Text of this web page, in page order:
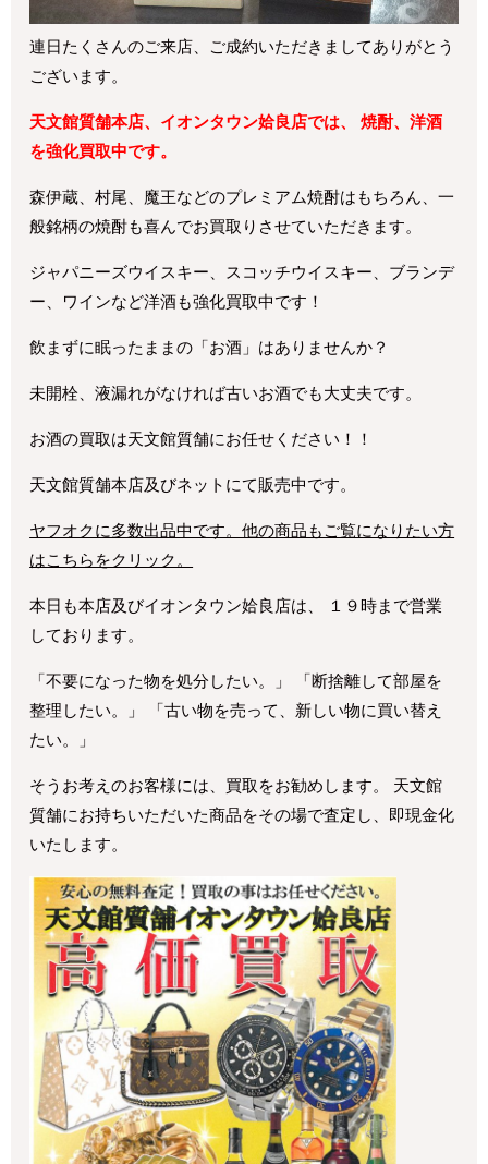
連日たくさんのご来店、ご成約いただきましてありがとう
ございます。
天文館質舗本店、イオンタウン姶良店では、 焼酎、洋酒
を強化買取中です。
森伊蔵、村尾、魔王などのプレミアム焼酎はもちろん、一
般銘柄の焼酎も喜んでお買取りさせていただきます。
ジャパニーズウイスキー、スコッチウイスキー、ブランデ
ー、ワインなど洋酒も強化買取中です！
飲まずに眠ったままの「お酒」はありませんか？
未開栓、液漏れがなければ古いお酒でも大丈夫です。
お酒の買取は天文館質舗にお任せください！！
天文館質舗本店及びネットにて販売中です。
ヤフオクに多数出品中です。他の商品もご覧になりたい方
はこちらをクリック。
本日も本店及びイオンタウン姶良店は、 １９時まで営業
しております。
「不要になった物を処分したい。」 「断捨離して部屋を
整理したい。」 「古い物を売って、新しい物に買い替え
たい。」
そうお考えのお客様には、買取をお勧めします。 天文館
質舗にお持ちいただいた商品をその場で査定し、即現金化
いたします。